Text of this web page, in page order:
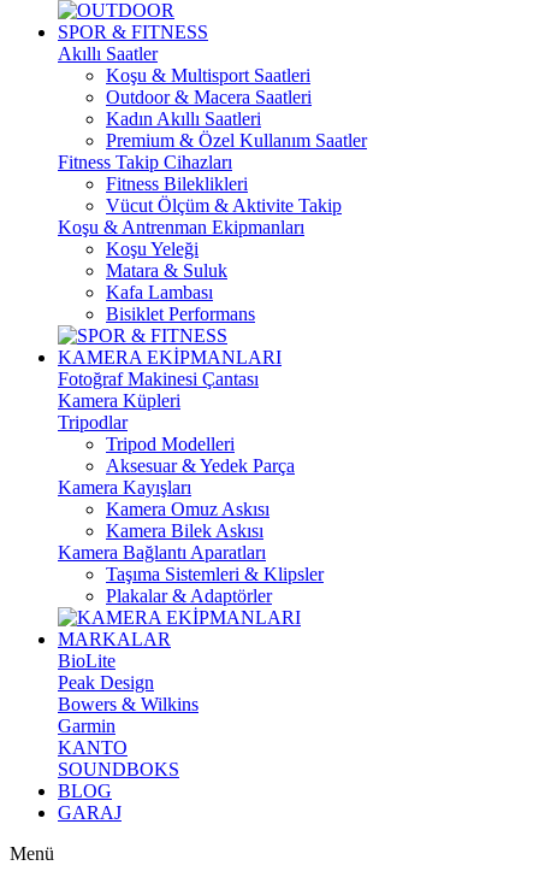
SPOR & FITNESS
Akıllı Saatler
Koşu & Multisport Saatleri
Outdoor & Macera Saatleri
Kadın Akıllı Saatleri
Premium & Özel Kullanım Saatler
Fitness Takip Cihazları
Fitness Bileklikleri
Vücut Ölçüm & Aktivite Takip
Koşu & Antrenman Ekipmanları
Koşu Yeleği
Matara & Suluk
Kafa Lambası
Bisiklet Performans
KAMERA EKİPMANLARI
Fotoğraf Makinesi Çantası
Kamera Küpleri
Tripodlar
Tripod Modelleri
Aksesuar & Yedek Parça
Kamera Kayışları
Kamera Omuz Askısı
Kamera Bilek Askısı
Kamera Bağlantı Aparatları
Taşıma Sistemleri & Klipsler
Plakalar & Adaptörler
MARKALAR
BioLite
Peak Design
Bowers & Wilkins
Garmin
KANTO
SOUNDBOKS
BLOG
GARAJ
Menü